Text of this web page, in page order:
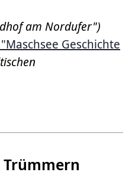
am Nordufer")
Geschichte